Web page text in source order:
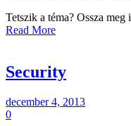
Tetszik a téma? Ossza meg
Read More
Security
december 4, 2013
0